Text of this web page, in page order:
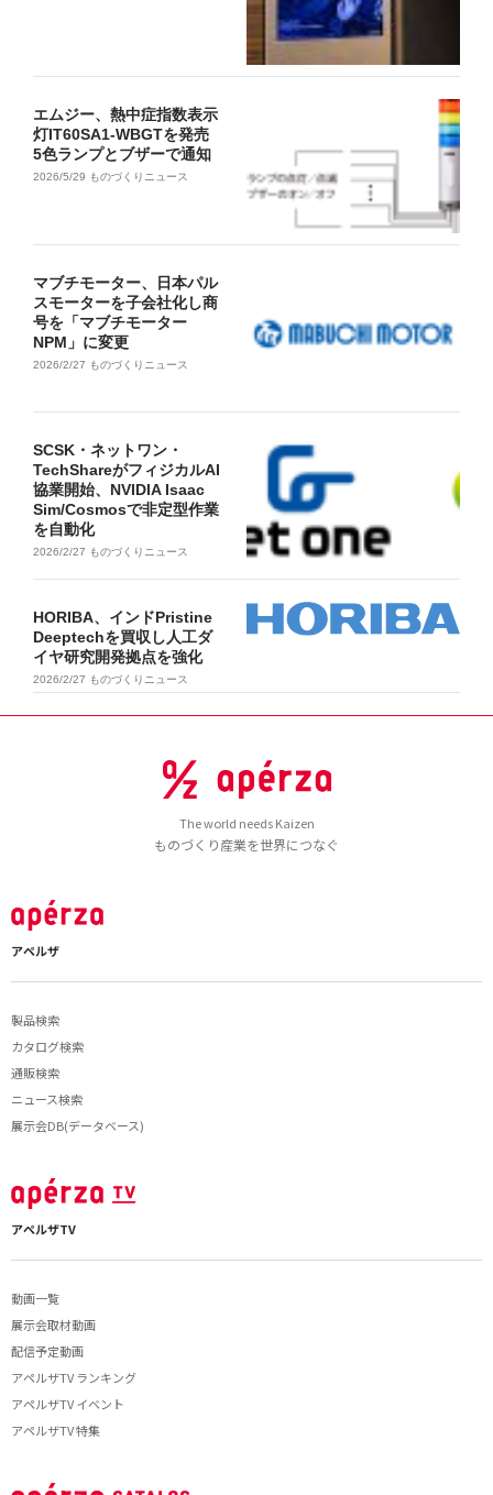
エムジー、熱中症指数表示
灯IT60SA1-WBGTを発売
5色ランプとブザーで通知
2026/5/29 ものづくりニュース
マブチモーター、日本パル
スモーターを子会社化し商
号を「マブチモーター
NPM」に変更
2026/2/27 ものづくりニュース
SCSK・ネットワン・
TechShareがフィジカルAI
協業開始、NVIDIA Isaac
Sim/Cosmosで非定型作業
を自動化
2026/2/27 ものづくりニュース
HORIBA、インドPristine
Deeptechを買収し人工ダ
イヤ研究開発拠点を強化
2026/2/27 ものづくりニュース
The world needs Kaizen
ものづくり産業を世界につなぐ
アペルザ
製品検索
カタログ検索
通販検索
ニュース検索
展示会DB(データベース)
アペルザTV
動画一覧
展示会取材動画
配信予定動画
アペルザTV ランキング
アペルザTV イベント
アペルザTV 特集